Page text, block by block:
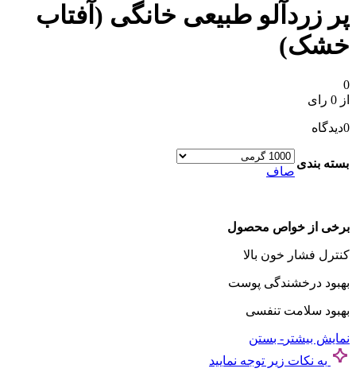
پر زردآلو طبیعی خانگی (آفتاب
خشک)
0
از 0 رای
0دیدگاه
بسته بندی
صاف
برخی از خواص محصول
کنترل فشار خون بالا
بهبود درخشندگی پوست
بهبود سلامت تنفسی
نمایش بیشتر - بستن
به نکات زیر توجه نمایید